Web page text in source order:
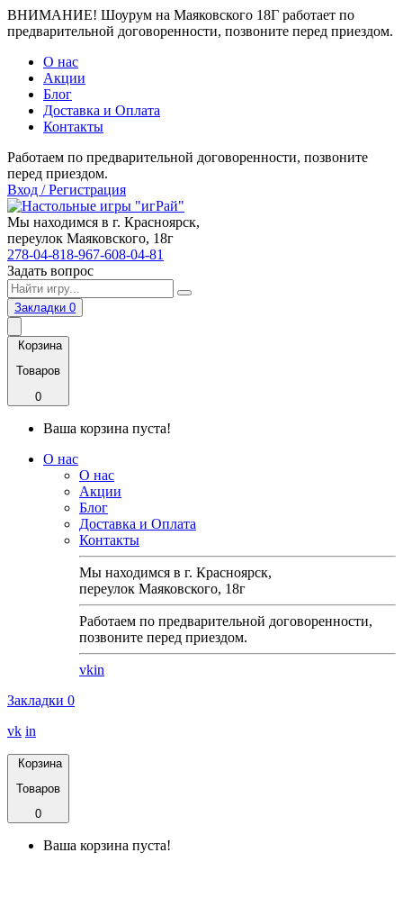
ВНИМАНИЕ! Шоурум на Маяковского 18Г работает по
предварительной договоренности, позвоните перед приездом.
О нас
Акции
Блог
Доставка и Оплата
Контакты
Работаем по предварительной договоренности, позвоните
перед приездом.
Вход / Регистрация
Мы находимся в г. Красноярск,
переулок Маяковского, 18г
278-04-818-967-608-04-81
Задать вопрос
Закладки 0
Корзина
Товаров
0
Ваша корзина пуста!
О нас
О нас
Акции
Блог
Доставка и Оплата
Контакты
Мы находимся в г. Красноярск,
переулок Маяковского, 18г
Работаем по предварительной договоренности,
позвоните перед приездом.
vkin
Закладки 0
vk in
Корзина
Товаров
0
Ваша корзина пуста!